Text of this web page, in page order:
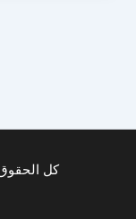
كل الحقوق